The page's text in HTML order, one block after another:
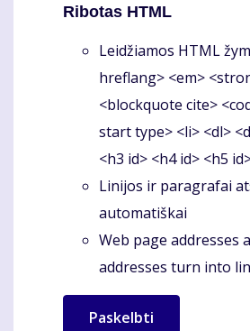
Ribotas HTML
Leidžiamos HTML
hreflang> <em>
<blockquote cite>
start type> <li> <dl>
<h3 id> <h4 id> <h5
Linijos ir paragrafai
automatiškai
Web page addresses
addresses turn into